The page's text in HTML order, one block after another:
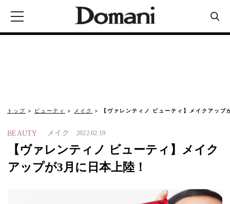
トップ ビューティ メイク 【ヴァレンティノ ビューティ】メイクアッ
BEAUTY メイク 2022.02.19
【ヴァレンティノ ビューティ】メイク
アップが3月に日本上陸！